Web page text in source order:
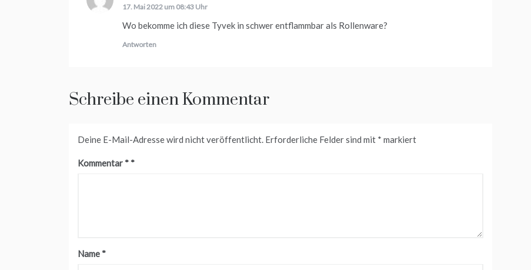
17. Mai 2022 um 08:43 Uhr
Wo bekomme ich diese Tyvek in schwer entflammbar als Rollenware?
Antworten
Schreibe einen Kommentar
Deine E-Mail-Adresse wird nicht veröffentlicht. Erforderliche Felder sind mit * markiert
Kommentar *
Name *